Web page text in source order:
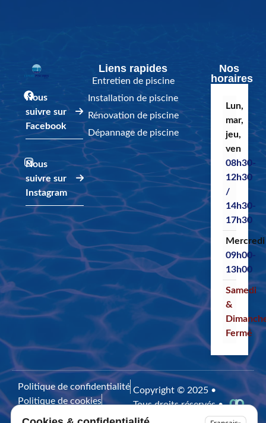
Nous
suivre sur
Facebook
Nous
suivre sur
Instagram
Liens rapides
Entretien de piscine
Installation de piscine
Rénovation de piscine
Dépannage de piscine
Nos
horaires
Lun,
mar,
jeu,
ven
08h30-
12h30
/
14h30-
17h30
Mercredi
09h00-
13h00
Samedi
&
Fermé
Politique de confidentialité
Politique de cookies
Copyright © 2025 •
Tous droits réservés •
Design by